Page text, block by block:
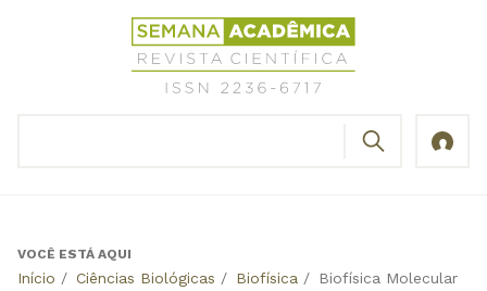
Revista
Científica
Semana
Back
VOCÊ ESTÁ AQUI
Início / Ciências Biológicas / Biofísica / Biofísica Molecular